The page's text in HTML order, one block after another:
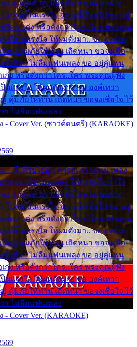
ลง ทุกทุกที่ ปราณีหลั่งไหล ผมขอฝาก
โปรดเป็นแรงใจ อย่างนี้เรื่อยไป ขอ อยู่
คิดว่าเก่ง หรือดังกว่าใคร..ใคร พระคุณ
ที่เป็นแรงใจ ให้ผมดังมา.. ขอ องค์เท
หญ่ คุ้มภัยให้ท่าน เถิดหนา ขอจงเชื่อ
บชั่วชีวา ไม่ลืมแฟนเพลง ขอ อยู่คู่แฟน
เก่ง หรือดังกว่าใคร..ใคร พระคุณผู้ฟัง
นแรงใจ ให้ผมดังมา.. ขอ องค์เทวา
คุ้มภัยให้ท่าน เถิดหนา ขอจงเชื่อใจ ไว้
า ไม่ลืมแฟนเพลง
Cover Ver. (ซาวด์ดนตรี) (KARAOKE)
ที่ได้รับไออุ่น การุณ จากแฟน เพลง
งเวง เมื่อแฟนเพลง ให้กำลังใจ น้ำใจ
ลง ทุกทุกที่ ปราณีหลั่งไหล ผมขอฝาก
โปรดเป็นแรงใจ อย่างนี้เรื่อยไป ขอ อยู่
คิดว่าเก่ง หรือดังกว่าใคร..ใคร พระคุณ
ที่เป็นแรงใจ ให้ผมดังมา.. ขอ องค์เท
หญ่ คุ้มภัยให้ท่าน เถิดหนา ขอจงเชื่อ
บชั่วชีวา ไม่ลืมแฟนเพลง ขอ อยู่คู่แฟน
เก่ง หรือดังกว่าใคร..ใคร พระคุณผู้ฟัง
นแรงใจ ให้ผมดังมา.. ขอ องค์เทวา
คุ้มภัยให้ท่าน เถิดหนา ขอจงเชื่อใจ ไว้
า ไม่ลืมแฟนเพลง
Cover Ver. (KARAOKE)